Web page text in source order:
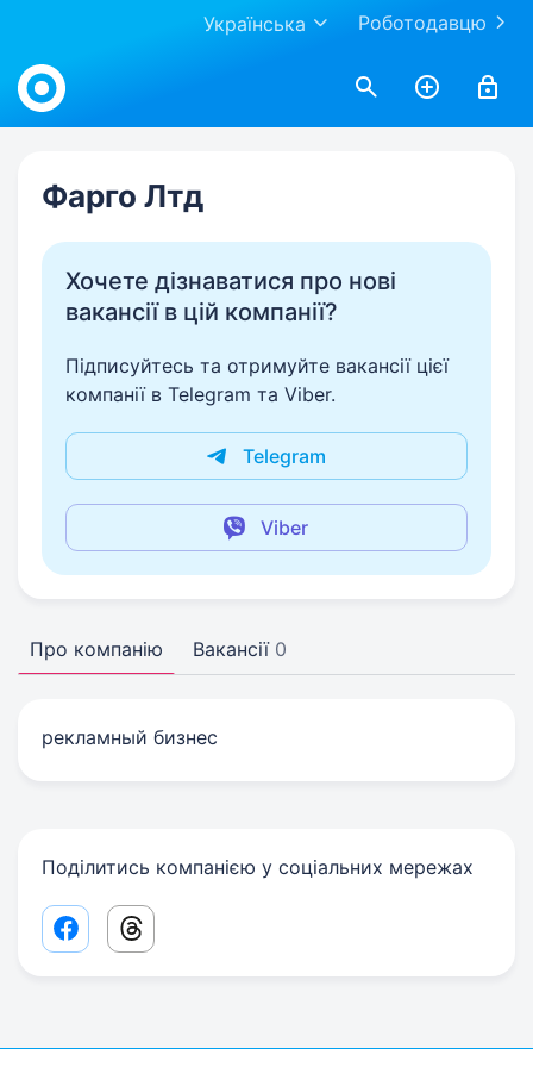
Роботодавцю
Українська
Work.ua
Фарго Лтд
Хочете дізнаватися про нові
вакансії в цій компанії?
Підписуйтесь та отримуйте вакансії цієї
компанії в Telegram та Viber.
Telegram
Viber
Про компанію Вакансії 0
рекламный бизнес
Поділитись компанією у соціальних мережах
Facebook share link
Threads share link